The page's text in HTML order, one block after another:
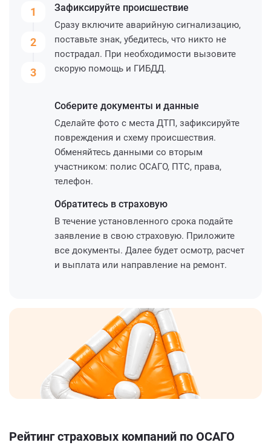
1
2
3
Зафиксируйте происшествие
Сразу включите аварийную сигнализацию,
поставьте знак, убедитесь, что никто не
пострадал. При необходимости вызовите
скорую помощь и ГИБДД.
Соберите документы и данные
Сделайте фото с места ДТП, зафиксируйте
повреждения и схему происшествия.
Обменяйтесь данными со вторым
участником: полис ОСАГО, ПТС, права,
телефон.
Обратитесь в страховую
В течение установленного срока подайте
заявление в свою страховую. Приложите
все документы. Далее будет осмотр, расчет
и выплата или направление на ремонт.
Рейтинг страховых компаний по ОСАГО